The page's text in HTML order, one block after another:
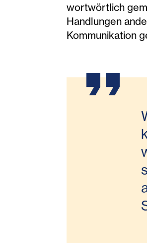
wortwörtlich
Handlungen
Kommunikation